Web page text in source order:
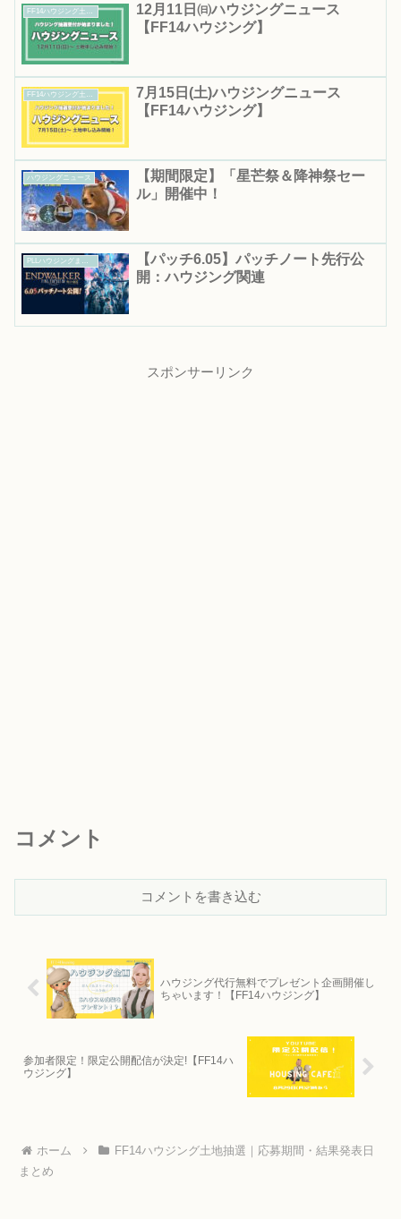
12月11日㈰ハウジングニュース
【FF14ハウジング】
7月15日(土)ハウジングニュース
【FF14ハウジング】
ハウジングニュース
【期間限定】「星芒祭＆降神祭セー
ル」開催中！
【パッチ6.05】パッチノート先行公
開：ハウジング関連
スポンサーリンク
コメント
コメントを書き込む
ハウジング代行無料でプレゼント企画開催し
ちゃいます！【FF14ハウジング】
参加者限定！限定公開配信が決定!【FF14ハ
ウジング】
ホーム
FF14ハウジング土地抽選｜応募期間・結果発表日
まとめ